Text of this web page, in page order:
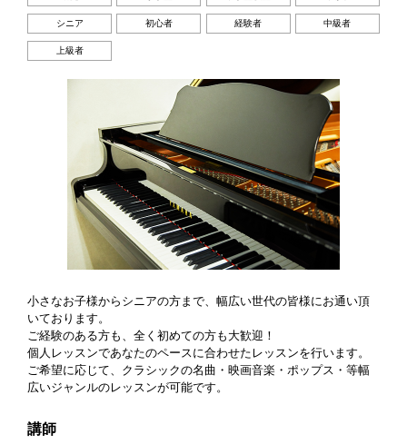
シニア 初心者 経験者 中級者
上級者
小さなお子様からシニアの方まで、幅広い世代の皆様にお通い頂
いております。
ご経験のある方も、全く初めての方も大歓迎！
個人レッスンであなたのペースに合わせたレッスンを行います。
ご希望に応じて、クラシックの名曲・映画音楽・ポップス・等幅
広いジャンルのレッスンが可能です。
講師